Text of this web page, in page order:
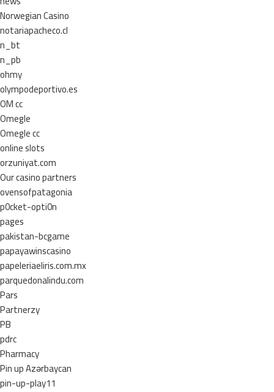
Norwegian Casino
notariapacheco.cl
n_bt
n_pb
ohmy
olympodeportivo.es
OM cc
Omegle
Omegle cc
online slots
orzuniyat.com
Our casino partners
ovensofpatagonia
p0cket-opti0n
pages
pakistan-bcgame
papayawinscasino
papeleriaeliris.com.mx
parquedonalindu.com
Pars
Partnerzy
PB
pdrc
Pharmacy
Pin up Azərbaycan
pin-up-play11